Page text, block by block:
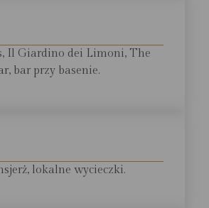
Il Giardino dei Limoni, The
bar przy basenie.
lokalne wycieczki.